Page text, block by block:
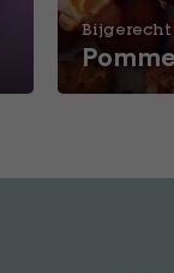
Bijgerecht